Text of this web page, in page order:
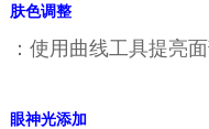
肤色调整
：使用曲线工具提亮
眼神光添加